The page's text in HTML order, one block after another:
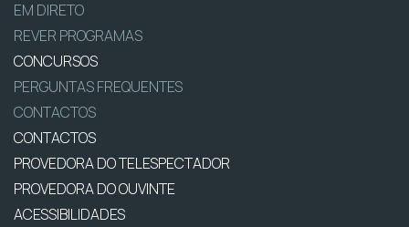
EM DIRETO
REVER PROGRAMAS
CONCURSOS
PERGUNTAS FREQUENTES
CONTACTOS
CONTACTOS
PROVEDORA DO TELESPECTADOR
PROVEDORA DO OUVINTE
ACESSIBILIDADES